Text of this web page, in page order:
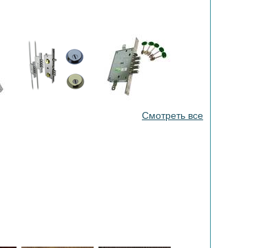
Смотреть все